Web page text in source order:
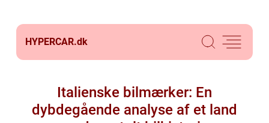
HYPERCAR.dk
Italienske bilmærker: En
dybdegående analyse af et land